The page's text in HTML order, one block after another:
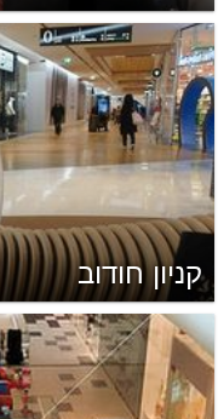
קניון חודוב